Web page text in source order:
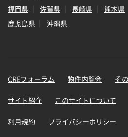
福岡県
佐賀県 長崎県 熊本県
鹿児島県
沖縄県
CREフォーラム 物件内覧会 そ
サイト紹介 このサイトについて
利用規約 プライバシーポリシー